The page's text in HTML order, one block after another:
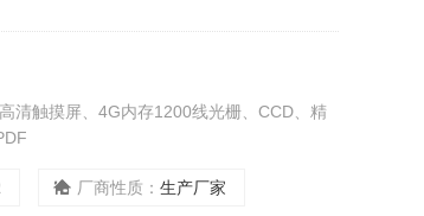
清触摸屏、4G内存1200线光栅、CCD、精
厂商性质： 生产厂家